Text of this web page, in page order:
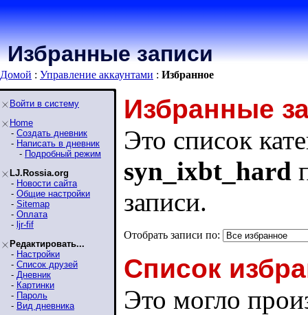
Избранные записи
Домой : Управление аккаунтами : Избранное
Войти в систему
Home
- Создать дневник
- Написать в дневник
- Подробный режим
LJ.Rossia.org
- Новости сайта
- Общие настройки
- Sitemap
- Оплата
- ljr-fif
Редактировать...
- Настройки
- Список друзей
- Дневник
- Картинки
- Пароль
- Вид дневника
Избранные
Это список
syn_ixbt_hard
записи.
Отобрать записи по:
Список
Это могло